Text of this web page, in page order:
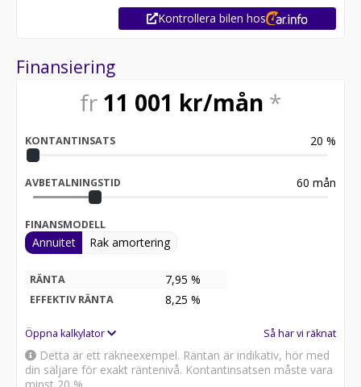
Kontrollera bilen hos
Finansiering
fr 11 001 kr/mån *
KONTANTINSATS 20 %
AVBETALNINGSTID 60 mån
FINANSMODELL
Annuitet Rak amortering
RÄNTA 7,95 %
EFFEKTIV RÄNTA 8,25 %
Öppna kalkylator Så har vi räknat
Detta är ett räkneexempel. Räntan är indikativ, hör med
din säljare för exakt räntenivå. Kontantinsatsen måste vara
minst 20 %.